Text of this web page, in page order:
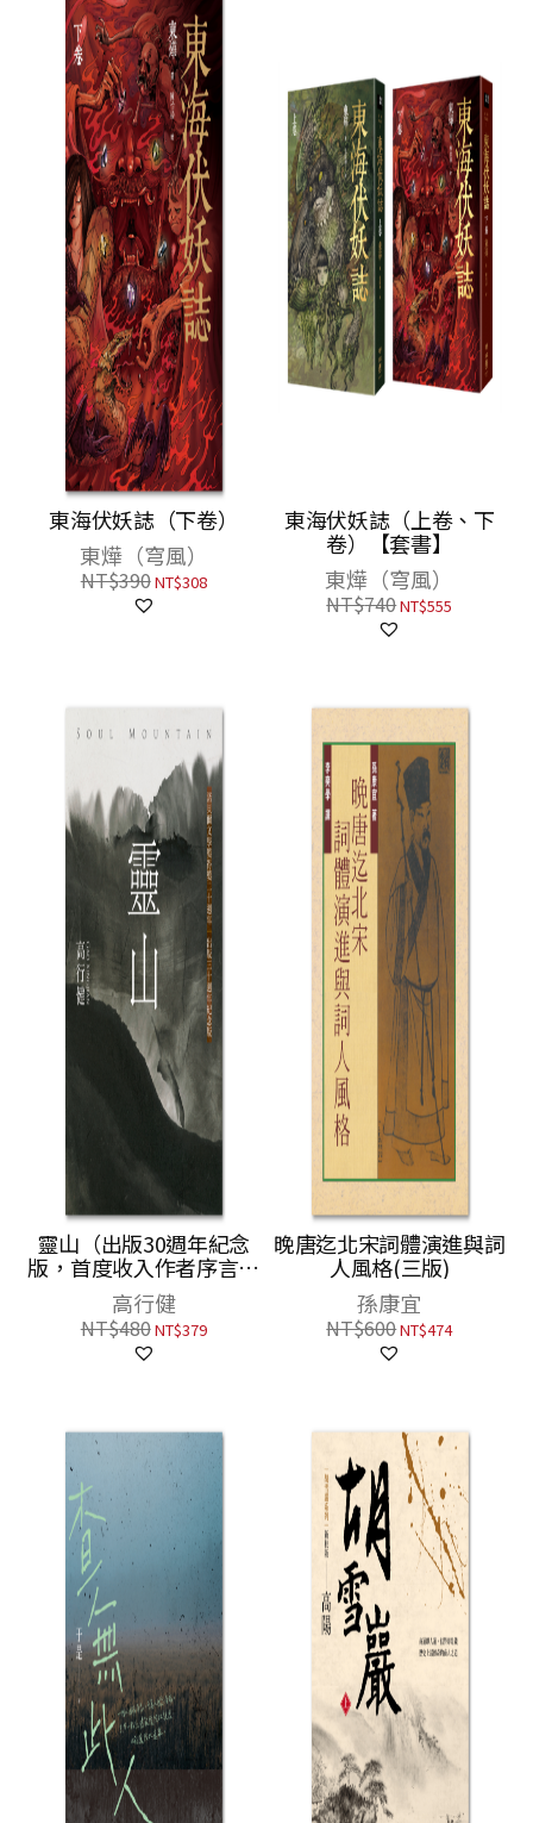
東海伏妖誌（下卷）
東燁（穹風）
NT$390NT$308
東海伏妖誌（上卷、下
卷）【套書】
東燁（穹風）
NT$740NT$555
靈山（出版30週年紀念
版，首度收入作者序言及
專訪）
高行健
NT$480NT$379
晚唐迄北宋詞體演進與詞
人風格(三版)
孫康宜
NT$600NT$474